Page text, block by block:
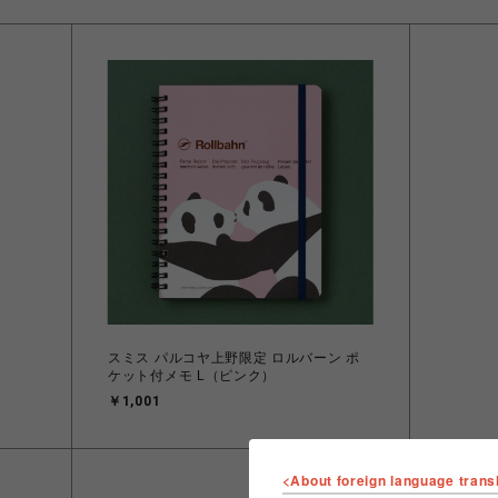
スミス パルコヤ上野限定 ロルバーン ポ
ケット付メモ L（ピンク）
￥1,001
<About foreign language